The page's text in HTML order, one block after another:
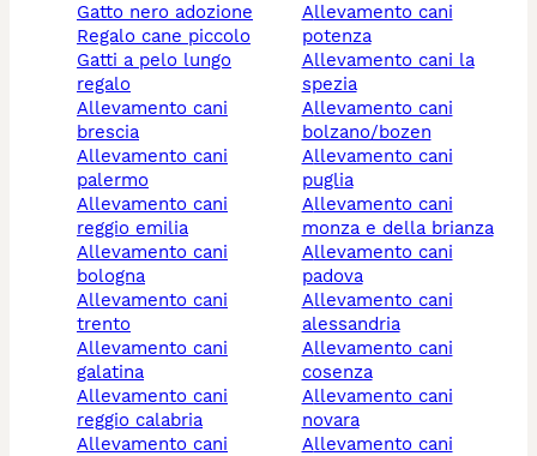
gatto nero adozione
regalo cane piccolo
gatti a pelo lungo
regalo
allevamento cani
brescia
allevamento cani
palermo
allevamento cani
reggio emilia
allevamento cani
bologna
allevamento cani
trento
allevamento cani
galatina
allevamento cani
reggio calabria
allevamento cani
allevamento cani
potenza
allevamento cani la
spezia
allevamento cani
bolzano/bozen
allevamento cani
puglia
allevamento cani
monza e della brianza
allevamento cani
padova
allevamento cani
alessandria
allevamento cani
cosenza
allevamento cani
novara
allevamento cani